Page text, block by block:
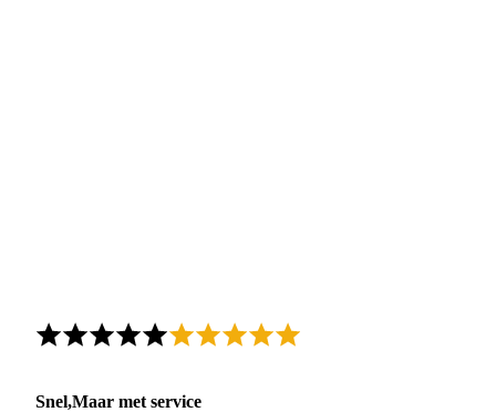
Snel,Maar met service